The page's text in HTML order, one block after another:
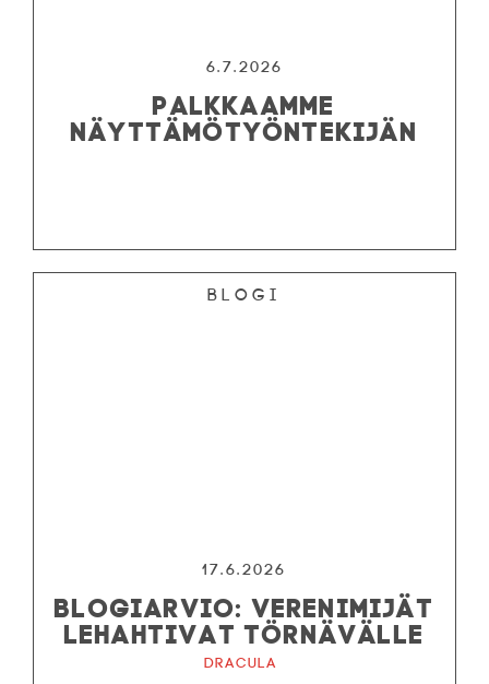
6.7.2026
PALKKAAMME
NÄYTTÄMÖTYÖNTEKIJÄN
Blogi
17.6.2026
BLOGIARVIO: VERENIMIJÄT
LEHAHTIVAT TÖRNÄVÄLLE
Dracula